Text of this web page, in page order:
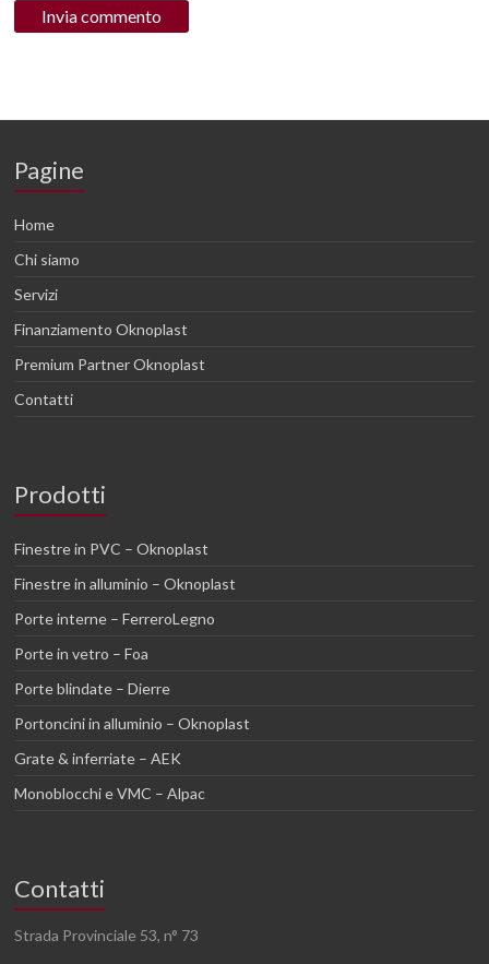
Pagine
Home
Chi siamo
Servizi
Finanziamento Oknoplast
Premium Partner Oknoplast
Contatti
Prodotti
Finestre in PVC – Oknoplast
Finestre in alluminio – Oknoplast
Porte interne – FerreroLegno
Porte in vetro – Foa
Porte blindate – Dierre
Portoncini in alluminio – Oknoplast
Grate & inferriate – AEK
Monoblocchi e VMC – Alpac
Contatti
Strada Provinciale 53, n° 73